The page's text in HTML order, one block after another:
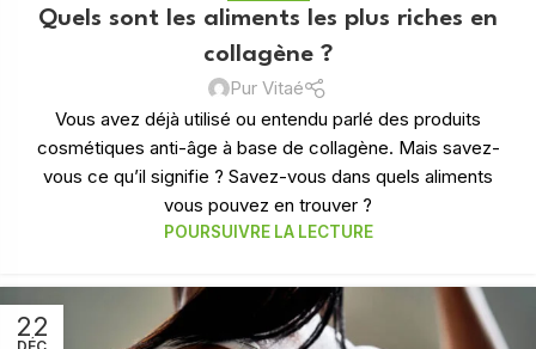
Quels sont les aliments les plus riches en
collagène ?
Pur Vitaé
Vous avez déjà utilisé ou entendu parlé des produits
cosmétiques anti-âge à base de collagène. Mais savez-
vous ce qu’il signifie ? Savez-vous dans quels aliments
vous pouvez en trouver ?
POURSUIVRE LA LECTURE
22